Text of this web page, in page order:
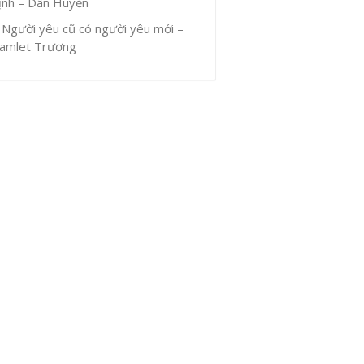
Người yêu cũ có người yêu mới –
Trương